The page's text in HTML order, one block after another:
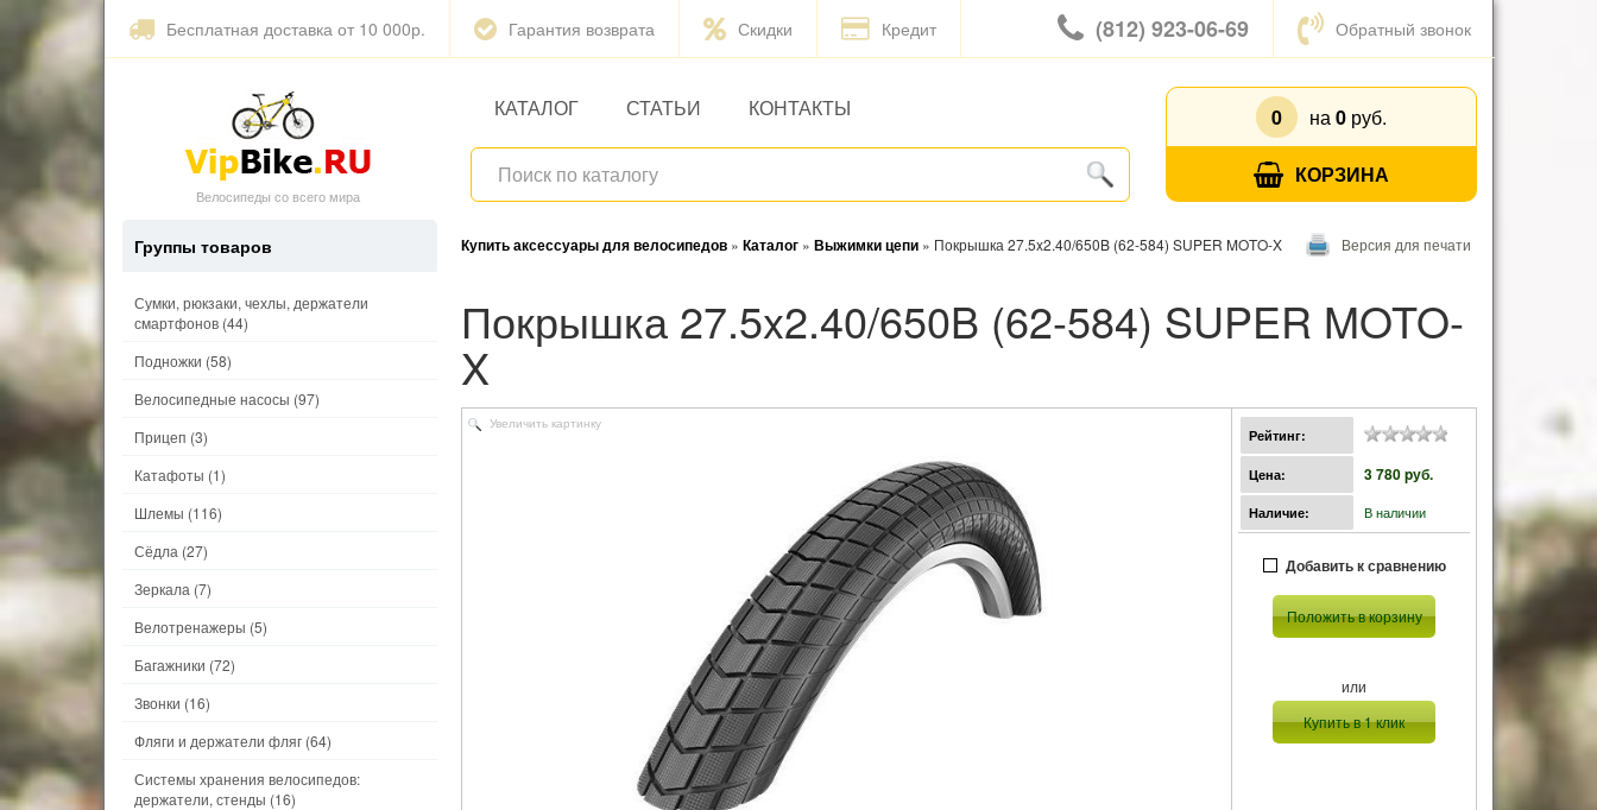
Бесплатная доставка от 10 000р. Гарантия возврата Скидки Кредит (812) 923-06-69 Обратный звонок
Велосипеды со всего мира
КАТАЛОГ СТАТЬИ КОНТАКТЫ 0 на 0руб.
КОРЗИНА
Купить аксессуары для велосипедов » Каталог » Выжимки цепи » Покрышка 27.5x2.40/650B (62-584) SUPER MOTO-X Версия для печати
Покрышка 27.5x2.40/650B (62-584) SUPER MOTO-
X
Увеличить картинку
Рейтинг:
Цена: 3 780 pуб.
Наличие: В наличии
Добавить к сравнению
Положить в корзину
или
Купить в 1 клик
Группы товаров
Сумки, рюкзаки, чехлы, держатели
смартфонов (44)
Подножки (58)
Велосипедные насосы (97)
Прицеп (3)
Катафоты (1)
Шлемы (116)
Сёдла (27)
Зеркала (7)
Велотренажеры (5)
Багажники (72)
Звонки (16)
Фляги и держатели фляг (64)
Системы хранения велосипедов:
держатели, стенды (16)